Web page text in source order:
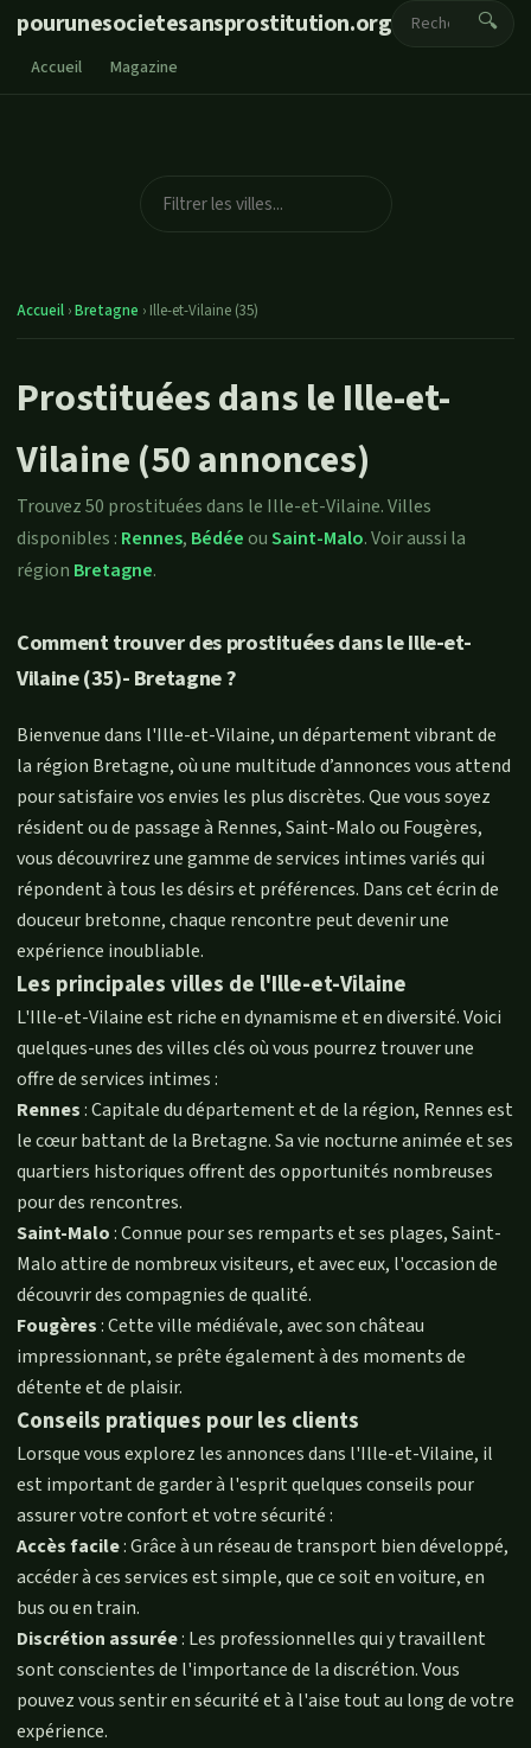
pourunesocietesansprostitution.org
🔍
Accueil
Magazine
Accueil ›Bretagne › Ille-et-Vilaine (35)
Prostituées dans le Ille-et-
Vilaine (50 annonces)
Trouvez 50 prostituées dans le Ille-et-Vilaine. Villes
disponibles : Rennes, BédéeouSaint-Malo. Voir aussi la
région Bretagne.
Comment trouver des prostituées dans le Ille-et-
Vilaine (35)- Bretagne ?
Bienvenue dans l'Ille-et-Vilaine, un département vibrant de
la région Bretagne, où une multitude d’annonces vous attend
pour satisfaire vos envies les plus discrètes. Que vous soyez
résident ou de passage à Rennes, Saint-Malo ou Fougères,
vous découvrirez une gamme de services intimes variés qui
répondent à tous les désirs et préférences. Dans cet écrin de
douceur bretonne, chaque rencontre peut devenir une
expérience inoubliable.
Les principales villes de l'Ille-et-Vilaine
L'Ille-et-Vilaine est riche en dynamisme et en diversité. Voici
quelques-unes des villes clés où vous pourrez trouver une
offre de services intimes :
Rennes: Capitale du département et de la région, Rennes est
le cœur battant de la Bretagne. Sa vie nocturne animée et ses
quartiers historiques offrent des opportunités nombreuses
pour des rencontres.
Saint-Malo: Connue pour ses remparts et ses plages, Saint-
Malo attire de nombreux visiteurs, et avec eux, l'occasion de
découvrir des compagnies de qualité.
Fougères: Cette ville médiévale, avec son château
impressionnant, se prête également à des moments de
détente et de plaisir.
Conseils pratiques pour les clients
Lorsque vous explorez les annonces dans l'Ille-et-Vilaine, il
est important de garder à l'esprit quelques conseils pour
assurer votre confort et votre sécurité :
Accès facile: Grâce à un réseau de transport bien développé,
accéder à ces services est simple, que ce soit en voiture, en
bus ou en train.
Discrétion assurée: Les professionnelles qui y travaillent
sont conscientes de l'importance de la discrétion. Vous
pouvez vous sentir en sécurité et à l'aise tout au long de votre
expérience.